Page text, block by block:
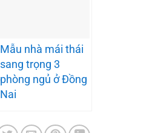
Mẫu nhà mái thái
sang trọng 3
phòng ngủ ở Đồng
Nai